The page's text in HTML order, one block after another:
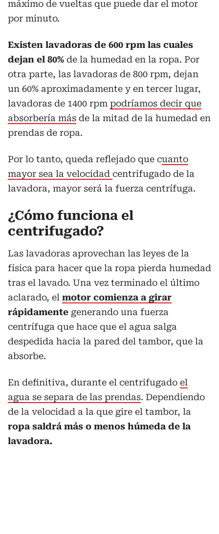
máximo de vueltas que puede dar el motor
por minuto.
Existen lavadoras de 600 rpm las cuales
dejan el 80% de la humedad en la ropa. Por
otra parte, las lavadoras de 800 rpm, dejan
un 60% aproximadamente y en tercer lugar,
lavadoras de 1400 rpm podríamos decir que
absorbería más de la mitad de la humedad en
prendas de ropa.
Por lo tanto, queda reflejado que cuanto
mayor sea la velocidad centrifugado de la
lavadora, mayor será la fuerza centrífuga.
¿Cómo funciona el
centrifugado?
Las lavadoras aprovechan las leyes de la
física para hacer que la ropa pierda humedad
tras el lavado. Una vez terminado el último
aclarado, el motor comienza a girar
rápidamente generando una fuerza
centrífuga que hace que el agua salga
despedida hacia la pared del tambor, que la
absorbe.
En definitiva, durante el centrifugado el
agua se separa de las prendas. Dependiendo
de la velocidad a la que gire el tambor, la
ropa saldrá más o menos húmeda de la
lavadora.